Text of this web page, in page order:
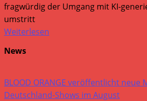
fragwürdig der Umgang mit KI-
umstritt
Weiterlesen
News
BLOOD ORANGE veröffentlicht neue
Deutschland-Shows im August